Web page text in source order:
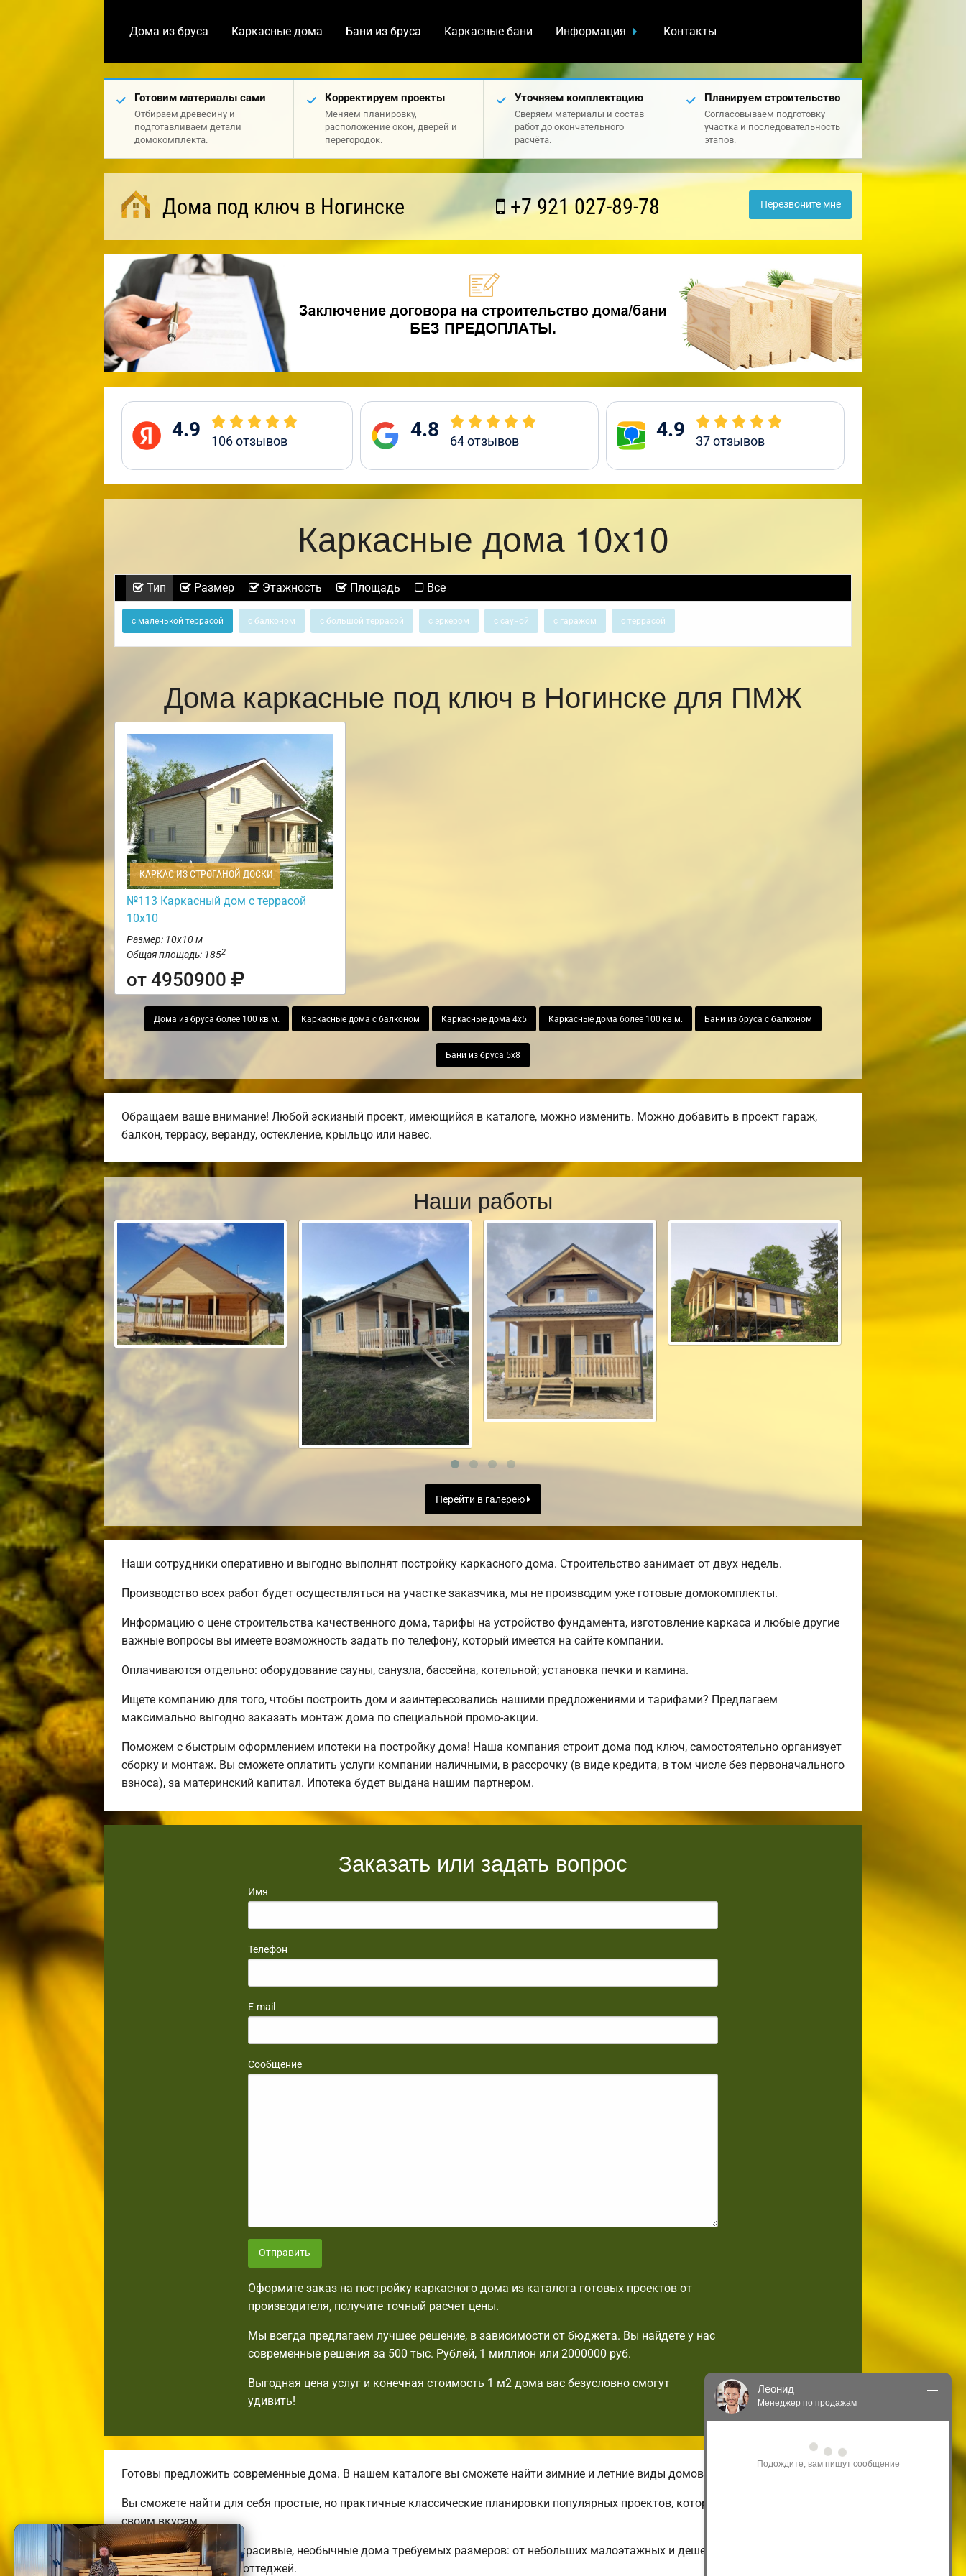
Дома из бруса Каркасные дома Бани из бруса Каркасные бани Информация Контакты
Готовим материалы сами
Отбираем древесину и
подготавливаем детали
домокомплекта.
Корректируем проекты
Меняем планировку,
расположение окон, дверей и
перегородок.
Уточняем комплектацию
Сверяем материалы и состав
работ до окончательного
расчёта.
Планируем строительство
Согласовываем подготовку
участка и последовательность
этапов.
Дома под ключ в Ногинске +7 921 027-89-78 Перезвоните мне
4.9 106отзывов 4.8 64отзывов 4.9 37отзывов
Каркасные дома 10х10
Тип Размер Этажность Площадь Все
с маленькой террасой с балконом с большой террасой с эркером с сауной с гаражом с террасой
Дома каркасные под ключ в Ногинске для ПМЖ
КАРКАС ИЗ СТРОГАНОЙ ДОСКИ
№113 Каркасный дом с террасой
10х10
Размер: 10х10 м
Общая площадь: 1852
от 4950900
Дома из бруса более 100 кв.м. Каркасные дома с балконом Каркасные дома 4х5 Каркасные дома более 100 кв.м. Бани из бруса с балконом
Бани из бруса 5х8
Обращаем ваше внимание! Любой эскизный проект, имеющийся в каталоге, можно изменить. Можно добавить в проект гараж,
балкон, террасу, веранду, остекление, крыльцо или навес.
Наши работы
Перейти в галерею
Наши сотрудники оперативно и выгодно выполнят постройку каркасного дома. Строительство занимает от двух недель.
Производство всех работ будет осуществляться на участке заказчика, мы не производим уже готовые домокомплекты.
Информацию о цене строительства качественного дома, тарифы на устройство фундамента, изготовление каркаса и любые другие
важные вопросы вы имеете возможность задать по телефону, который имеется на сайте компании.
Оплачиваются отдельно: оборудование сауны, санузла, бассейна, котельной; установка печки и камина.
Ищете компанию для того, чтобы построить дом и заинтересовались нашими предложениями и тарифами? Предлагаем
максимально выгодно заказать монтаж дома по специальной промо-акции.
Поможем с быстрым оформлением ипотеки на постройку дома! Наша компания строит дома под ключ, самостоятельно организует
сборку и монтаж. Вы сможете оплатить услуги компании наличными, в рассрочку (в виде кредита, в том числе без первоначального
взноса), за материнский капитал. Ипотека будет выдана нашим партнером.
Заказать или задать вопрос
Имя
Телефон
E-mail
Сообщение
Отправить
Оформите заказ на постройку каркасного дома из каталога готовых проектов от
производителя, получите точный расчет цены.
Мы всегда предлагаем лучшее решение, в зависимости от бюджета. Вы найдете у нас
современные решения за 500 тыс. Рублей, 1 миллион или 2000000 руб.
Выгодная цена услуг и конечная стоимость 1 м2 дома вас безусловно смогут
удивить!
Готовы предложить современные дома. В нашем каталоге вы сможете найти зимние и летние виды домов.
Вы сможете найти для себя простые, но практичные классические планировки популярных проектов, которые можно подстроить по
своим вкусам.
Строим комфортные, красивые, необычные дома требуемых размеров: от небольших малоэтажных и дешевых до огромных
энергоэффективных коттеджей.
Леонид
Менеджер по продажам
Здравствуйте! Я могу
проконсультировать Вас по нашим
акциям и проектам.